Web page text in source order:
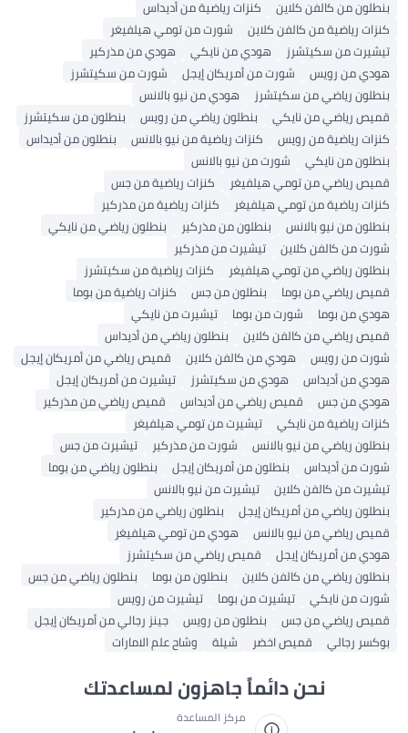
بنطلون من كالفن كلاين
كنزات رياضية من أديداس
كنزات رياضية من كالفن كلاين
شورت من تومي هيلفيغر
تيشيرت من سكيتشرز
هودي من نايكي
هودي من مذركير
هودي من رويس
شورت من أمريكان إيجل
شورت من سكيتشرز
بنطلون رياضي من سكيتشرز
هودي من نيو بالانس
قميص رياضي من نايكي
بنطلون رياضي من رويس
بنطلون من سكيتشرز
كنزات رياضية من رويس
كنزات رياضية من نيو بالانس
بنطلون من أديداس
بنطلون من نايكي
شورت من نيو بالانس
قميص رياضي من تومي هيلفيغر
كنزات رياضية من جس
كنزات رياضية من تومي هيلفيغر
كنزات رياضية من مذركير
بنطلون من نيو بالانس
بنطلون من مذركير
بنطلون رياضي من نايكي
شورت من كالفن كلاين
تيشيرت من مذركير
بنطلون رياضي من تومي هيلفيغر
كنزات رياضية من سكيتشرز
قميص رياضي من بوما
بنطلون من جس
كنزات رياضية من بوما
هودي من بوما
شورت من بوما
تيشيرت من نايكي
قميص رياضي من كالفن كلاين
بنطلون رياضي من أديداس
شورت من رويس
هودي من كالفن كلاين
قميص رياضي من أمريكان إيجل
هودي من أديداس
هودي من سكيتشرز
تيشيرت من أمريكان إيجل
هودي من جس
قميص رياضي من أديداس
قميص رياضي من مذركير
كنزات رياضية من نايكي
تيشيرت من تومي هيلفيغر
بنطلون رياضي من نيو بالانس
شورت من مذركير
تيشيرت من جس
شورت من أديداس
بنطلون من أمريكان إيجل
بنطلون رياضي من بوما
تيشيرت من كالفن كلاين
تيشيرت من نيو بالانس
بنطلون رياضي من أمريكان إيجل
بنطلون رياضي من مذركير
قميص رياضي من نيو بالانس
هودي من تومي هيلفيغر
هودي من أمريكان إيجل
قميص رياضي من سكيتشرز
بنطلون رياضي من كالفن كلاين
بنطلون من بوما
بنطلون رياضي من جس
شورت من نايكي
تيشيرت من بوما
تيشيرت من رويس
قميص رياضي من جس
بنطلون من رويس
جينز رجالي من أمريكان إيجل
بوكسر رجالي
قميص اخضر شيلة وشاح علم الامارات
نحن دائماً جاهزون لمساعدتك
مركز المساعدة